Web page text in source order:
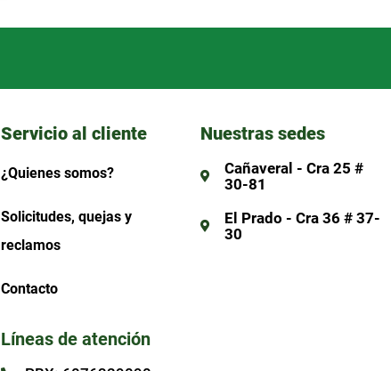
Servicio al cliente
¿Quienes somos?
Solicitudes, quejas y
reclamos
Contacto
Líneas de atención
Nuestras sedes
Cañaveral - Cra 25 #
30-81
El Prado - Cra 36 # 37-
30